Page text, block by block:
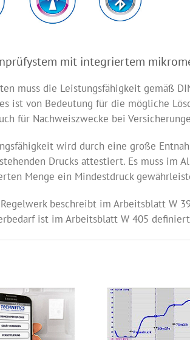
mit integriertem
muss die Leistungsfähigkeit gemäß
ist von Bedeutung für die mögliche
für Nachweiszwecke bei
wird durch eine große
Drucks attestiert. Es muss im
Menge ein Mindestdruck
Regelwerk beschreibt im Arbeitsblatt W
ist im Arbeitsblatt W 405